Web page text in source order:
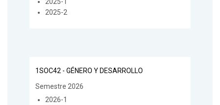
2025-2
1SOC42 - GÉNERO Y DESARROLLO
Semestre 2026
2026-1